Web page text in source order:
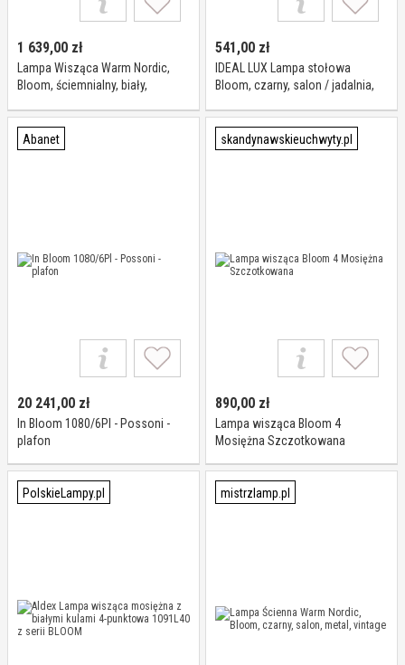
1 639,00 zł
Lampa Wisząca Warm Nordic,
Bloom, ściemnialny, biały,
541,00 zł
IDEAL LUX Lampa stołowa
Bloom, czarny, salon / jadalnia,
Abanet
20 241,00 zł
In Bloom 1080/6Pl - Possoni -
plafon
skandynawskieuchwyty.pl
890,00 zł
Lampa wisząca Bloom 4
Mosiężna Szczotkowana
PolskieLampy.pl mistrzlamp.pl